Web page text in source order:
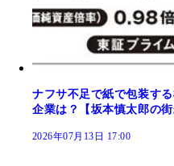
ナフサ不足で紙で包装す
企業は？【坂本慎太郎の街
2026年07月13日 17:00